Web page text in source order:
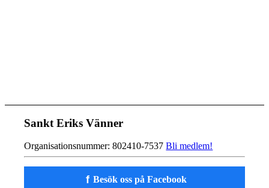
Sankt Eriks Vänner
Organisationsnummer: 802410-7537Bli medlem!
f Besök oss på Facebook